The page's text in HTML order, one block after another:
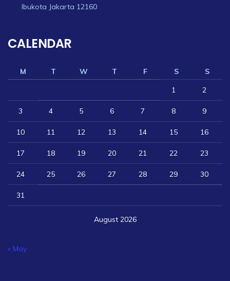
Ibukota Jakarta 12160
CALENDAR
August 2026
M T W T F S
S
1
2
3 4 5 6 7 8 9
10 11 12 13 14 15 16
17 18 19 20 21 22 23
24 25 26 27 28 29 30
31
« May